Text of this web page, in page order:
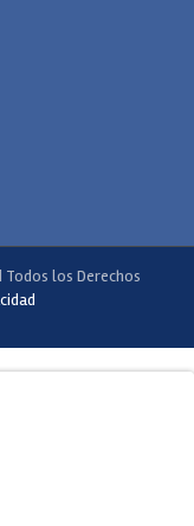
Todos los Derechos